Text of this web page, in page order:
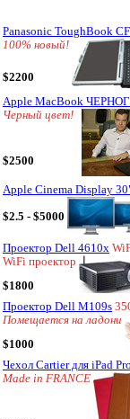
Panasonic ToughBook
100% новый!
$2200
Apple MacBook
Черный цвет!
$2500
Apple Cinema Display
$2.5 - $5000
Проектор Dell 4610x
WiFi проектор
$1800
Проектор Dell M109s
Помещается на ладони
$1000
Чехол Cartier для iPad Pro
Made in FRANCE